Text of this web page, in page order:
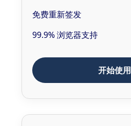
免费重新签发
99.9% 浏览器支持
开始使用